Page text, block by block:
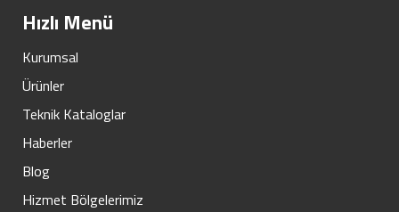
Hızlı Menü
Kurumsal
Ürünler
Teknik Kataloglar
Haberler
Blog
Hizmet Bölgelerimiz